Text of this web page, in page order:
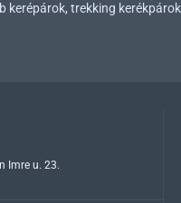
trekking
Imre u. 23.